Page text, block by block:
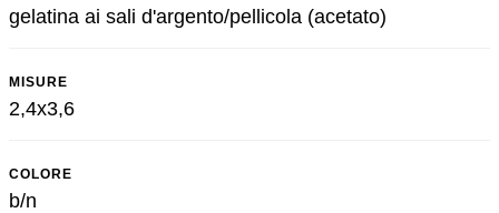
gelatina ai sali d'argento/pellicola (acetato)
MISURE
2,4x3,6
COLORE
b/n